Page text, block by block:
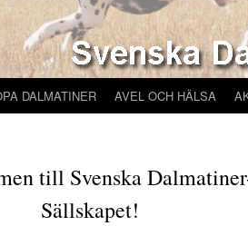
DALMATINER AVEL OCH HÄLSA
till Svenska
Sällskapet!